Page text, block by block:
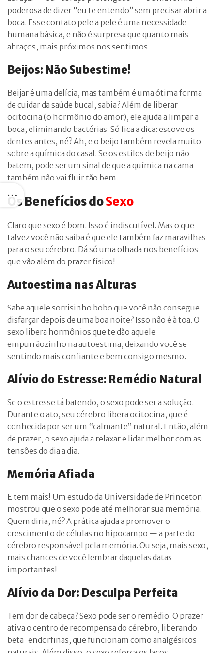
poderosa de dizer “eu te entendo” sem precisar abrir a
boca. Esse contato pele a pele é uma necessidade
humana básica, e não é surpresa que quanto mais
abraços, mais próximos nos sentimos.
Beijos: Não Subestime!
Beijar é uma delícia, mas também é uma ótima forma
de cuidar da saúde bucal, sabia? Além de liberar
ocitocina (o hormônio do amor), ele ajuda a limpar a
boca, eliminando bactérias. Só fica a dica: escove os
dentes antes, né? Ah, e o beijo também revela muito
sobre a química do casal. Se os estilos de beijo não
batem, pode ser um sinal de que a química na cama
também não vai fluir tão bem.
Os Benefícios doSexo
Claro que sexo é bom. Isso é indiscutível. Mas o que
talvez você não saiba é que ele também faz maravilhas
para o seu cérebro. Dá só uma olhada nos benefícios
que vão além do prazer físico!
Autoestima nas Alturas
Sabe aquele sorrisinho bobo que você não consegue
disfarçar depois de uma boa noite? Isso não é à toa. O
sexo libera hormônios que te dão aquele
empurrãozinho na autoestima, deixando você se
sentindo mais confiante e bem consigo mesmo.
Alívio do Estresse: Remédio Natural
Se o estresse tá batendo, o sexo pode ser a solução.
Durante o ato, seu cérebro libera ocitocina, que é
conhecida por ser um “calmante” natural. Então, além
de prazer, o sexo ajuda a relaxar e lidar melhor com as
tensões do dia a dia.
Memória Afiada
E tem mais! Um estudo da Universidade de Princeton
mostrou que o sexo pode até melhorar sua memória.
Quem diria, né? A prática ajuda a promover o
crescimento de células no hipocampo — a parte do
cérebro responsável pela memória. Ou seja, mais sexo,
mais chances de você lembrar daquelas datas
importantes!
Alívio da Dor: Desculpa Perfeita
Tem dor de cabeça? Sexo pode ser o remédio. O prazer
ativa o centro de recompensa do cérebro, liberando
beta-endorfinas, que funcionam como analgésicos